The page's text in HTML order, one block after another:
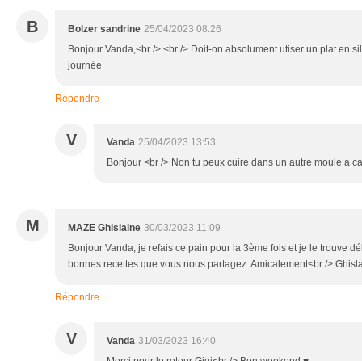
B Bolzer sandrine 25/04/2023 08:26
Bonjour Vanda,<br /> <br /> Doit-on absolument utiser un plat en
journée
Répondre
V Vanda 25/04/2023 13:53
Bonjour <br /> Non tu peux cuire dans un autre moule a
M MAZE Ghislaine 30/03/2023 11:09
Bonjour Vanda, je refais ce pain pour la 3ème fois et je le trouve
bonnes recettes que vous nous partagez. Amicalement<br />
Répondre
V Vanda 31/03/2023 16:40